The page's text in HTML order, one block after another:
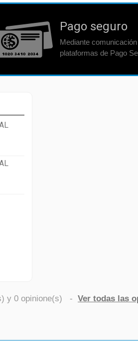
Pago seguro
Mediante
plataformas de Pago
y 0 opinione(s) - Ver todas las